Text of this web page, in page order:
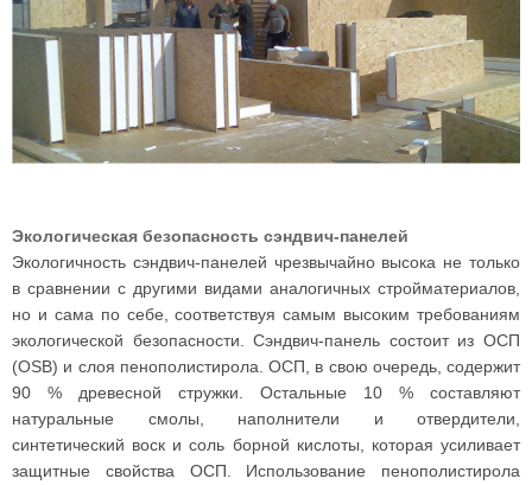
Экологическая безопасность сэндвич-панелей
Экологичность сэндвич-панелей чрезвычайно высока не только
в сравнении с другими видами аналогичных стройматериалов,
но и сама по себе, соответствуя самым высоким требованиям
экологической безопасности. Сэндвич-панель состоит из ОСП
(OSB) и слоя пенополистирола. ОСП, в свою очередь, содержит
90 % древесной стружки. Остальные 10 % составляют
натуральные смолы, наполнители и отвердители,
синтетический воск и соль борной кислоты, которая усиливает
защитные свойства ОСП. Использование пенополистирола